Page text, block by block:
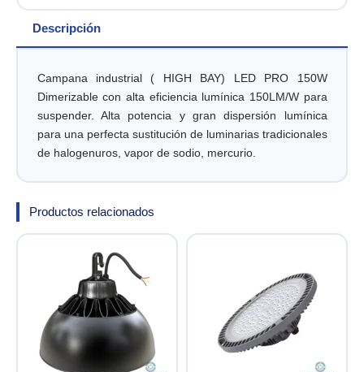
Descripción
Campana industrial ( HIGH BAY) LED PRO 150W
Dimerizable con alta eficiencia lumínica 150LM/W para
suspender. Alta potencia y gran dispersión lumínica
para una perfecta sustitución de luminarias tradicionales
de halogenuros, vapor de sodio, mercurio.
Productos relacionados